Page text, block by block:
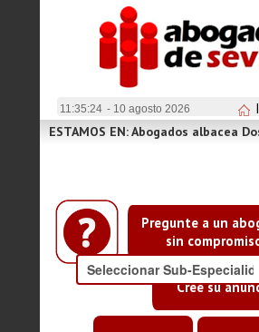
11:35:24 - 10 agosto 2026
Pregunte a un
sin
Cree su
ESTAMOS EN: Abogados albacea